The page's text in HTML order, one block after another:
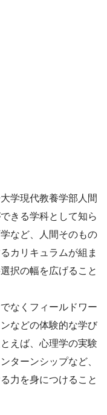
学現代教養学部人間
きる学科として知ら
など、人間そのもの
カリキュラムが組ま
択の幅を広げること
なくフィールドワー
などの体験的な学び
えば、心理学の実験
ターンシップなど、
力を身につけること